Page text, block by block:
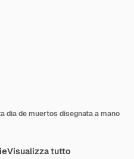
dia de muertos disegnata a mano
Visualizza tutto